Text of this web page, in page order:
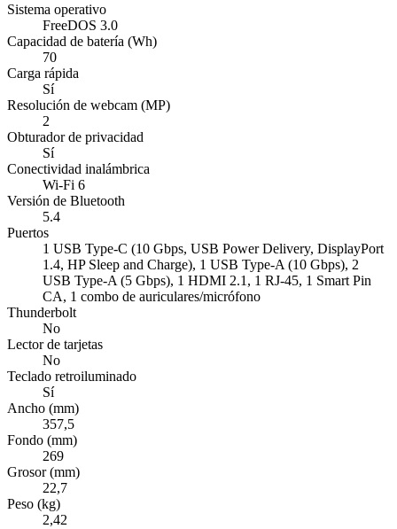
Sistema operativo
FreeDOS 3.0
Capacidad de batería (Wh)
70
Carga rápida
Sí
Resolución de webcam (MP)
2
Obturador de privacidad
Sí
Conectividad inalámbrica
Wi-Fi 6
Versión de Bluetooth
5.4
Puertos
1 USB Type-C (10 Gbps, USB Power Delivery, DisplayPort
1.4, HP Sleep and Charge), 1 USB Type-A (10 Gbps), 2
USB Type-A (5 Gbps), 1 HDMI 2.1, 1 RJ-45, 1 Smart Pin
CA, 1 combo de auriculares/micrófono
Thunderbolt
No
Lector de tarjetas
No
Teclado retroiluminado
Sí
Ancho (mm)
357,5
Fondo (mm)
269
Grosor (mm)
22,7
Peso (kg)
2,42